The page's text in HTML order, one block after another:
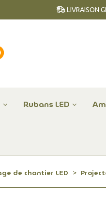
LIVRAISON
Rubans LED
de chantier LED